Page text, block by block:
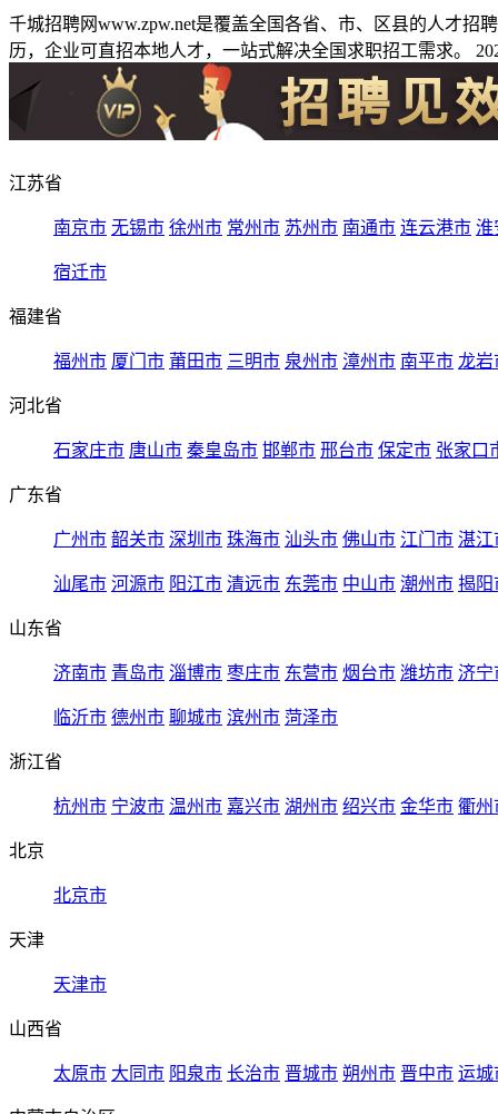
千城招聘网www.zpw.net是覆盖全国各省、市、区县的人才
历，企业可直招本地人才，一站式解决全国求职招工需求。
江苏省
南京市 无锡市 徐州市 常州市 苏州市 南通市 连云港市 淮
宿迁市
福建省
福州市 厦门市 莆田市 三明市 泉州市 漳州市 南平市 龙岩
河北省
石家庄市 唐山市 秦皇岛市 邯郸市 邢台市 保定市 张家口
广东省
广州市 韶关市 深圳市 珠海市 汕头市 佛山市 江门市 湛江
汕尾市 河源市 阳江市 清远市 东莞市 中山市 潮州市 揭阳
山东省
济南市 青岛市 淄博市 枣庄市 东营市 烟台市 潍坊市 济宁
临沂市 德州市 聊城市 滨州市 菏泽市
浙江省
杭州市 宁波市 温州市 嘉兴市 湖州市 绍兴市 金华市 衢州
北京
北京市
天津
天津市
山西省
太原市 大同市 阳泉市 长治市 晋城市 朔州市 晋中市 运城